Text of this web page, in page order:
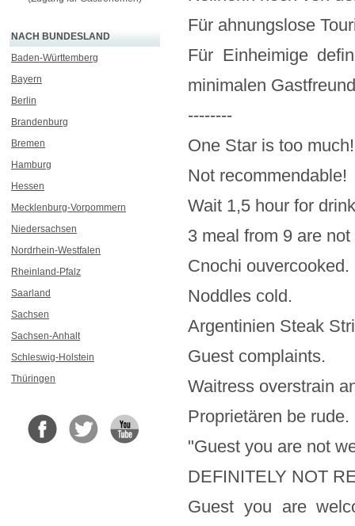
NACH BUNDESLAND
Baden-Württemberg
Bayern
Berlin
Brandenburg
Bremen
Hamburg
Hessen
Mecklenburg-Vorpommern
Niedersachsen
Nordrhein-Westfalen
Rheinland-Pfalz
Saarland
Sachsen
Sachsen-Anhalt
Schleswig-Holstein
Thüringen
Für ahnungslose
Für Einheimige
minimalen
--------
One Star is too much!
Not recommendable!
Wait 1,5 hour for
3 meal from 9 are
Cnochi ouvercooked.
Noddles cold.
Argentinien Steak
Guest complaints.
Waitress overstrain
Proprietären be rude.
"Guest you are not
DEFINITELY NOT
Guest you are